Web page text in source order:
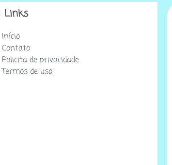
Links
Início
Contato
Policita de privacidade
Termos de uso